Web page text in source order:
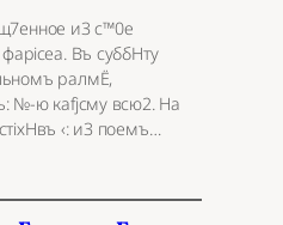
и3 с™0е
Въ суббHту
pалмЁ,
№-ю каfjсму всю2. На
‹: и3 поeмъ…